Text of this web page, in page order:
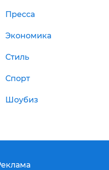
Пресса
Экономика
Стиль
Спорт
Шоубиз